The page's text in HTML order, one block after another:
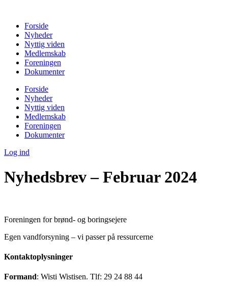
indholdForside
Nyheder
Nyttig viden
Medlemskab
Foreningen
Dokumenter
Forside
Nyheder
Nyttig viden
Medlemskab
Foreningen
Dokumenter
Log ind
Nyhedsbrev – Februar 2024
Foreningen for brønd- og boringsejere
Egen vandforsyning – vi passer på ressurcerne
Kontaktoplysninger
Formand: Wisti Wistisen. Tlf: 29 24 88 44